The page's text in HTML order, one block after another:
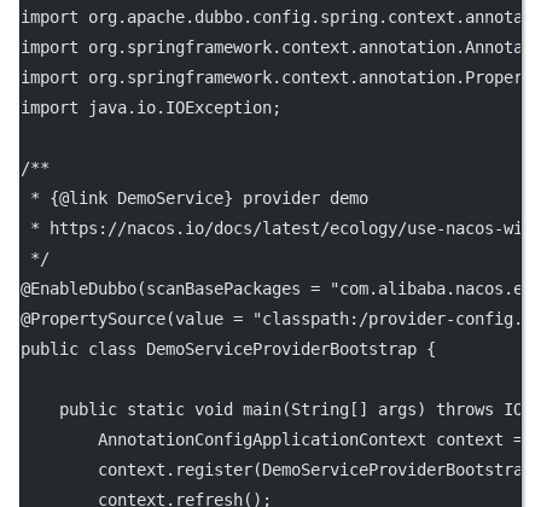
import
import
import
import java.io.IOException;
/**
* {@link DemoService} provider demo
* https://nacos.io/docs/latest/ecology/use-nacos-
*/
@EnableDubbo(scanBasePackages =
@PropertySource(value =
"classpath:/provider-
public class DemoServiceProviderBootstrap {
public static void main(String [] args) throws
        AnnotationConfigApplicationContext context
=
        context.
register
        context.
refresh();